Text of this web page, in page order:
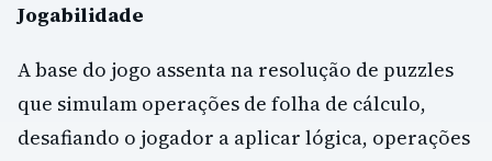
Jogabilidade
A base do jogo assenta na resolução de puzzles
que simulam operações de folha de cálculo,
desafiando o jogador a aplicar lógica, operações